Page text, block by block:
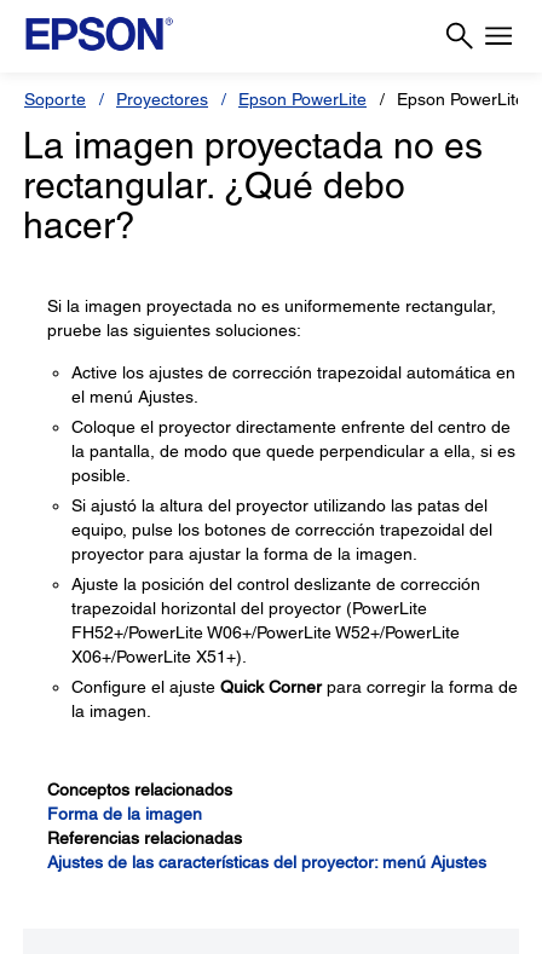
Soporte Proyectores Epson PowerLite Epson PowerLite
La imagen proyectada no es
rectangular. ¿Qué debo
hacer?
Si la imagen proyectada no es uniformemente rectangular,
pruebe las siguientes soluciones:
Active los ajustes de corrección trapezoidal automática en
el menú Ajustes.
Coloque el proyector directamente enfrente del centro de
la pantalla, de modo que quede perpendicular a ella, si es
posible.
Si ajustó la altura del proyector utilizando las patas del
equipo, pulse los botones de corrección trapezoidal del
proyector para ajustar la forma de la imagen.
Ajuste la posición del control deslizante de corrección
trapezoidal horizontal del proyector (PowerLite
FH52+/PowerLite W06+/PowerLite W52+/PowerLite
X06+/PowerLite X51+).
Configure el ajuste Quick Cornerpara corregir la forma de
la imagen.
Conceptos relacionados
Forma de la imagen
Referencias relacionadas
Ajustes de las características del proyector: menú Ajustes